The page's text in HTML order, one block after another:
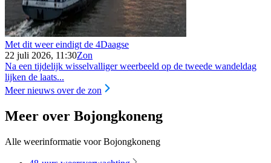
Met dit weer eindigt de 4Daagse
22 juli 2026, 11:30Zon
Na een tijdelijk wisselvalliger weerbeeld op de tweede wandeldag
lijken de laats...
Meer nieuws over de zon
Meer over Bojongkoneng
Alle weerinformatie voor Bojongkoneng